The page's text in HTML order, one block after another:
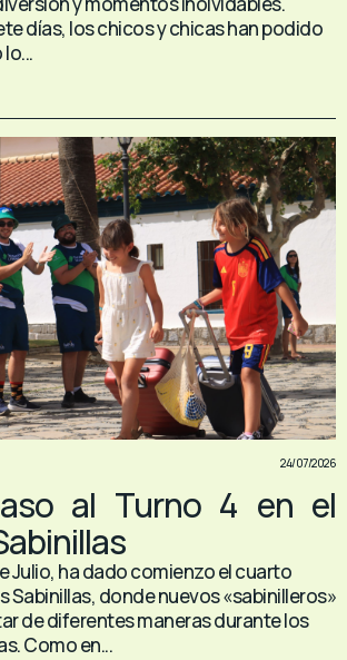
días, los chicos y chicas han podido
24/07/2026
al Turno 4 en el
Julio, ha dado comienzo el cuarto
Sabinillas, donde nuevos «sabinilleros»
de diferentes maneras durante los
Como en...